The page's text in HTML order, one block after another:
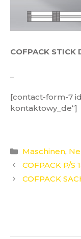
COFPACK STICK
[contact-form-7
kontaktowy_de“]
Kategorien
Maschinen,
COFPACK P/S
COFPACK